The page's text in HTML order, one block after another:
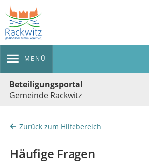
MENÜ
Beteiligungsportal
Gemeinde Rackwitz
Zurück zum Hilfebereich
Häufige Fragen